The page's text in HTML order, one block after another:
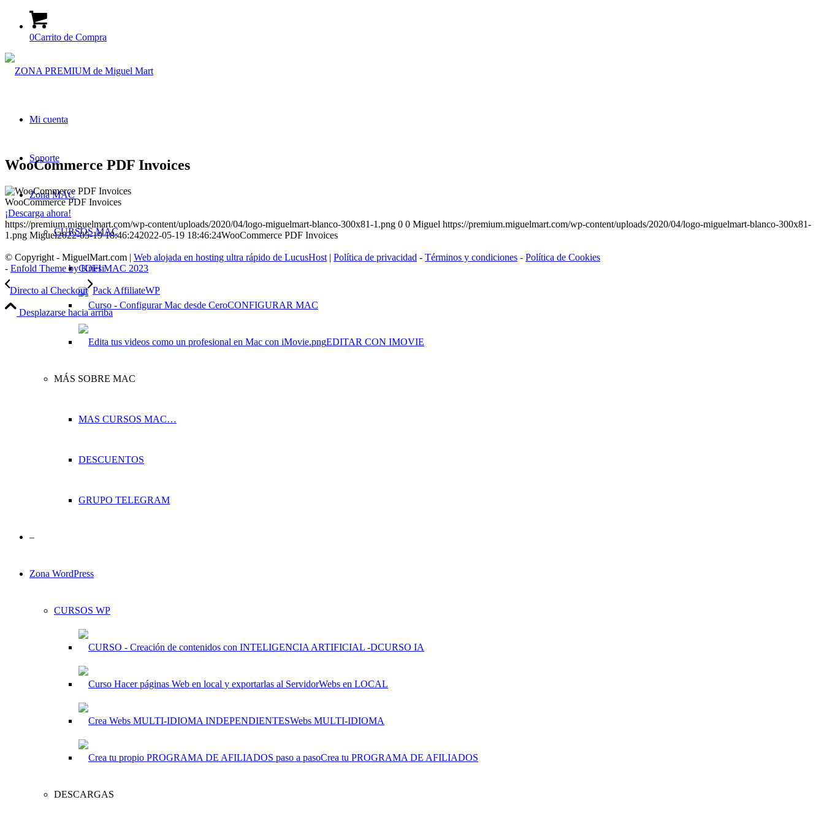
0Carrito de Compra
Mi cuenta
Soporte
Zona MAC
CURSOS MAC
COFI MAC 2023
CONFIGURAR MAC
EDITAR CON IMOVIE
MÁS SOBRE MAC
MAS CURSOS MAC…
DESCUENTOS
GRUPO TELEGRAM
–
Zona WordPress
CURSOS WP
CURSO IA
Webs en LOCAL
Webs MULTI-IDIOMA
Crea tu PROGRAMA DE AFILIADOS
DESCARGAS
WooCommerce PDF Invoices
WooCommerce PDF Invoices
¡Descarga ahora!
https://premium.miguelmart.com/wp-content/uploads/2020/04/logo-miguelmart-blanco-300x81-1.png 0 0 Miguel https://premium.miguelmart.com/wp-content/uploads/2020/04/logo-miguelmart-blanco-300x81-
1.png Miguel2022-05-19 18:46:242022-05-19 18:46:24WooCommerce PDF Invoices
© Copyright - MiguelMart.com | Web alojada en hosting ultra rápido de LucusHost | Política de privacidad - Términos y condiciones - Política de Cookies
- Enfold Theme by Kriesi
Directo al Checkout Pack AffiliateWP
Desplazarse hacia arriba